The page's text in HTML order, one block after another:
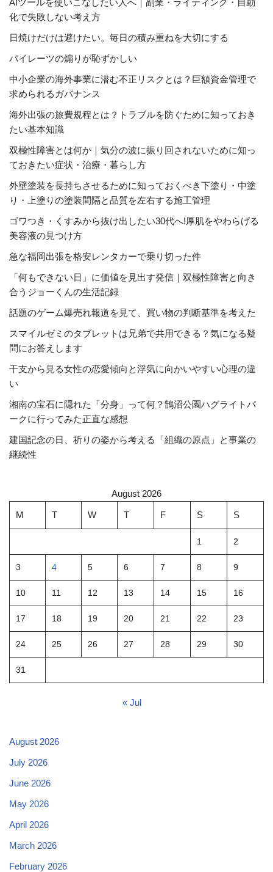
AIツールを使いこなしたい人へ｜副業・ライティング・自動
化で失敗しない考え方
日焼けだけは避けたい。毎日の積み重ねを大切にする
パイレーツの煽りが恥ずかしい
中小企業の海外事業に潜む不正リスクとは？巨額資金管理で
求められるガバナンス
海外出張の旅費規程とは？トラブルを防ぐために知っておき
たい基本知識
双極性障害とは何か｜気分の波に振り回されないために知っ
ておきたい症状・治療・暮らし方
外壁塗装を長持ちさせるために知っておくべき下塗り・中塗
り・上塗りの塗装間隔と品質を左右する施工管理
ゴワつき・くすみから抜け出したい30代へ!厚肌をやわらげる
美容液の見つけ方
急な福岡出張を格安レンタカーで乗り切った件
「何もできない日」に価値を見出す発信｜双極性障害と向き
合うジョーくんの生活記録
話題のゲーム爆売れ報道を見て、買い物の判断基準を考えた
スマイルゼミのタブレットは兄弟で共用できる？気になる疑
問にお答えします
干支から見る女性の恋愛傾向と浮気に向かいやすい心理の違
い
湘南の宝石に隠れた「分身」って何？鵠沼公園ハグライトパ
ークに行ってみた正直な感想
建国記念の日、祈りの姿から考える「組織の原点」と事業の
継続性
August 2026
M T W T F S S
1 2
3 4 5 6 7 8 9
10 11 12 13 14 15 16
17 18 19 20 21 22 23
24 25 26 27 28 29 30
31
« Jul
August 2026
July 2026
June 2026
May 2026
April 2026
March 2026
February 2026